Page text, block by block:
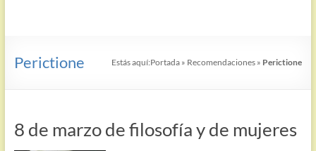
Perictione Estás aquí:Portada » Recomendaciones » Perictione
8 de marzo de filosofía y de mujeres